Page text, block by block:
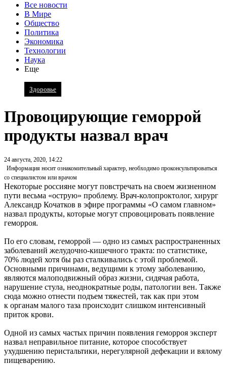
Все новости
В Мире
Общество
Политика
Экономика
Технологии
Наука
Еще
Здоровье
Провоцирующие геморрой
продукты назвал врач
24 августа, 2020, 14:22
Информация носит ознакомительный характер, необходимо проконсультироваться
со специалистом или врачом
Некоторые россияне могут повстречать на своем жизненном
пути весьма «острую» проблему. Врач-колопроктолог, хирург
Александр Кочатков в эфире программы «О самом главном»
назвал продукты, которые могут спровоцировать появление
геморроя.
По его словам, геморрой — одно из самых распространенных
заболеваний желудочно-кишечного тракта: по статистике,
70% людей хотя бы раз сталкивались с этой проблемой.
Основными причинами, ведущими к этому заболеванию,
являются малоподвижный образ жизни, сидячая работа,
нарушение стула, неоднократные роды, патологии вен. Также
сюда можно отнести подъем тяжестей, так как при этом
к органам малого таза происходит слишком интенсивный
приток крови.
Одной из самых частых причин появления геморроя эксперт
назвал неправильное питание, которое способствует
ухудшению перистальтики, нерегулярной дефекации и вялому
пищеварению.